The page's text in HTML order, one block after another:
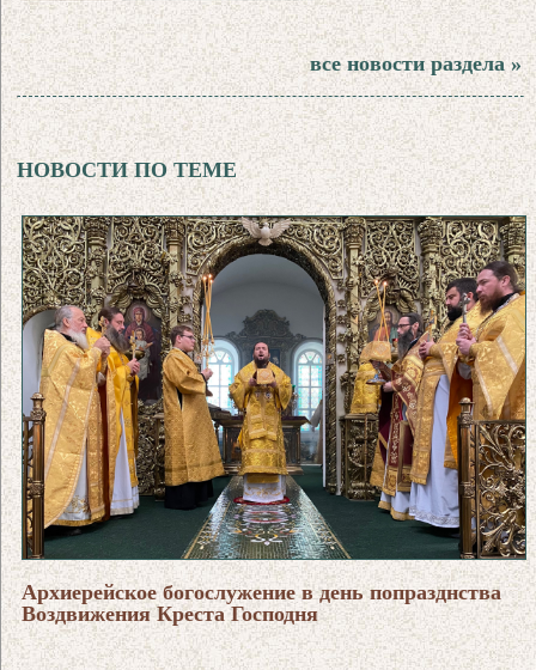
все новости раздела »
НОВОСТИ ПО ТЕМЕ
Архиерейское богослужение в день попразднства
Воздвижения Креста Господня